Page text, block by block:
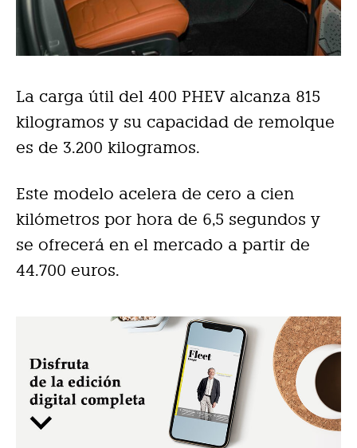
La carga útil del 400 PHEV alcanza 815
kilogramos y su capacidad de remolque
es de 3.200 kilogramos.
Este modelo acelera de cero a cien
kilómetros por hora de 6,5 segundos y
se ofrecerá en el mercado a partir de
44.700 euros.